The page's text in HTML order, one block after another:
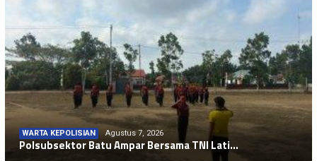
WARTA KEPOLISIAN Agustus 7, 2026
Polsubsektor Batu Ampar Bersama TNI Lati…